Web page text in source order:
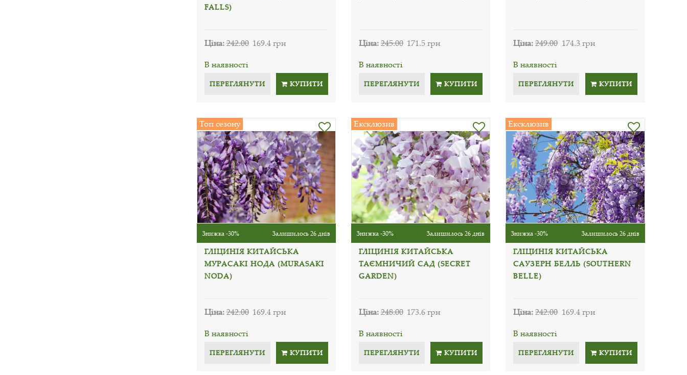
FALLS)
Ціна:242.00 169.4 грн
В наявності
ПЕРЕГЛЯНУТИ КУПИТИ
Ціна:245.00 171.5 грн
В наявності
ПЕРЕГЛЯНУТИ КУПИТИ
Ціна:249.00 174.3 грн
В наявності
ПЕРЕГЛЯНУТИ КУПИТИ
Топ сезону
Знижка -30% Залишилось 26 днів
ГЛІЦИНІЯ КИТАЙСЬКА
МУРАСАКІ НОДА (MURASAKI
NODA)
Ціна:242.00 169.4 грн
В наявності
ПЕРЕГЛЯНУТИ КУПИТИ
Ексклюзив
Знижка -30% Залишилось 26 днів
ГЛІЦИНІЯ КИТАЙСЬКА
ТАЄМНИЧИЙ САД (SECRET
GARDEN)
Ціна:248.00 173.6 грн
В наявності
ПЕРЕГЛЯНУТИ КУПИТИ
Ексклюзив
Знижка -30% Залишилось 26 днів
ГЛІЦИНІЯ КИТАЙСЬКА
САУЗЕРН БЕЛЛЬ (SOUTHERN
BELLE)
Ціна:242.00 169.4 грн
В наявності
ПЕРЕГЛЯНУТИ КУПИТИ